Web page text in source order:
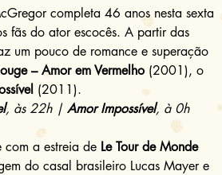
completa 46 anos nesta sexta
fãs do ator escocês. A partir das
um pouco de romance e superação
– Amor em Vermelho (2001), o
(2011).
, às 22h | Amor Impossível, à 0h
a estreia de Le Tour de Monde
do casal brasileiro Lucas Mayer e